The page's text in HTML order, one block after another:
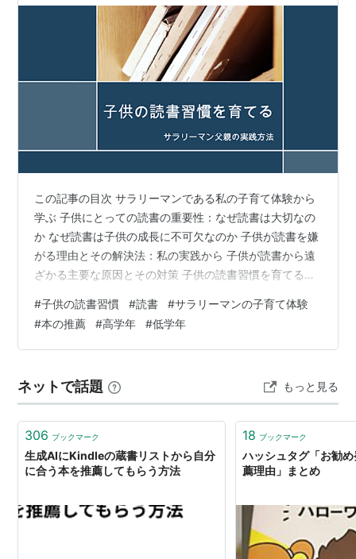
この記事の目次 サラリーマンである私の子育て体験から
学ぶ 子供にとっての読書の重要性：なぜ読書は大切なの
か なぜ読書は子供の成長に不可欠なのか 子供が読書を嫌
がる理由とその解決法：私の実践から 子供が読書から遠
ざかる主要な原因とその対策 子供の読書習慣を育てる：
📚子供が夢中になった書籍紹介 📚おすすめの本の入手方
法📚 📖電子書籍の場合 📖紙の書籍の場合 まとめ サラリ
ーマンである私の子育て体験から学ぶ こんにちは、私は
学生の父親です。今日は子供が本をどうやって選び、読
書をどのように楽しむよ…
#子供の読書習慣 #読書 #サラリーマンの子育て体験
#本の推薦 #高学年 #低学年
ネットで話題 もっと見る
306 ブックマーク
生成AIにKindleの蔵書リストから自分
に合う本を推薦してもらう方法
18 ブックマーク
ハッシュタグ「お勧
薦理由」まとめ